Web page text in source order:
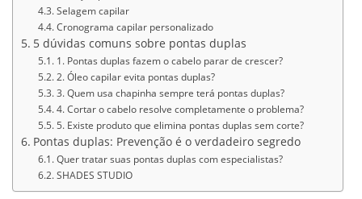
Selagem capilar
Cronograma capilar personalizado
5 dúvidas comuns sobre pontas duplas
1. Pontas duplas fazem o cabelo parar de crescer?
2. Óleo capilar evita pontas duplas?
3. Quem usa chapinha sempre terá pontas duplas?
4. Cortar o cabelo resolve completamente o problema?
5. Existe produto que elimina pontas duplas sem corte?
Pontas duplas: Prevenção é o verdadeiro segredo
Quer tratar suas pontas duplas com especialistas?
SHADES STUDIO